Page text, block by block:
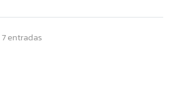
entradas